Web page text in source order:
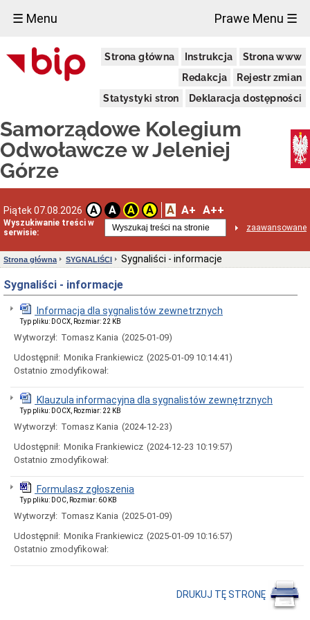
☰ Menu Prawe Menu ☰
Strona główna Instrukcja
Strona www
Redakcja
Rejestr zmian
Statystyki stron
Deklaracja dostępności
Samorządowe Kolegium
Odwoławcze w Jeleniej
Górze
Piątek 07.08.2026 A A A A A A+ A++
Wyszukiwanie treści w
serwisie:
zaawansowane
Informacje
ogólne
Właściwość
rozpoznawanych
przez
Kolegium
Tryb
postępowania
przed
Sposoby
przyjmowania
i
spraw
prawna
Kontakt
Wyposażenie
Stan
spraw
w
Stan
spraw
w
2020
Stan
przyjmowanych
spraw
w
2021
Stan
przyjmowanych
Strona główna SYGNALIŚCI Sygnaliści - informacje
Sygnaliści - informacje
Informacja dla sygnalistów zewnetrznych
Typ pliku: DOCX, Rozmiar: 22 KB
Wytworzył: Tomasz Kania (2025-01-09)
Udostępnił: Monika Frankiewicz (2025-01-09 10:14:41)
Ostatnio zmodyfikował:
Klauzula informacyjna dla sygnalistów zewnętrznych
Typ pliku: DOCX, Rozmiar: 22 KB
Wytworzył: Tomasz Kania (2024-12-23)
Udostępnił: Monika Frankiewicz (2024-12-23 10:19:57)
Ostatnio zmodyfikował:
Formulasz zgłoszenia
Typ pliku: DOC, Rozmiar: 60 KB
Wytworzył: Tomasz Kania (2025-01-09)
Udostępnił: Monika Frankiewicz (2025-01-09 10:16:57)
Ostatnio zmodyfikował:
DRUKUJ TĘ STRONĘ
×